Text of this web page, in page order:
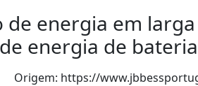
energia em larga
energia de bateria
Origem: https://